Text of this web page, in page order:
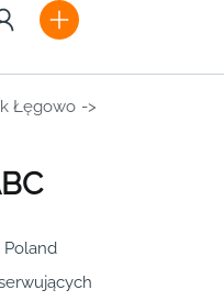
Łęgowo ->
Poland